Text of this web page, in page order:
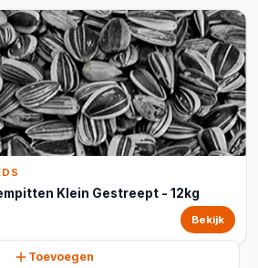
Klein Gestreept - 12kg
Bekijk
Toevoegen